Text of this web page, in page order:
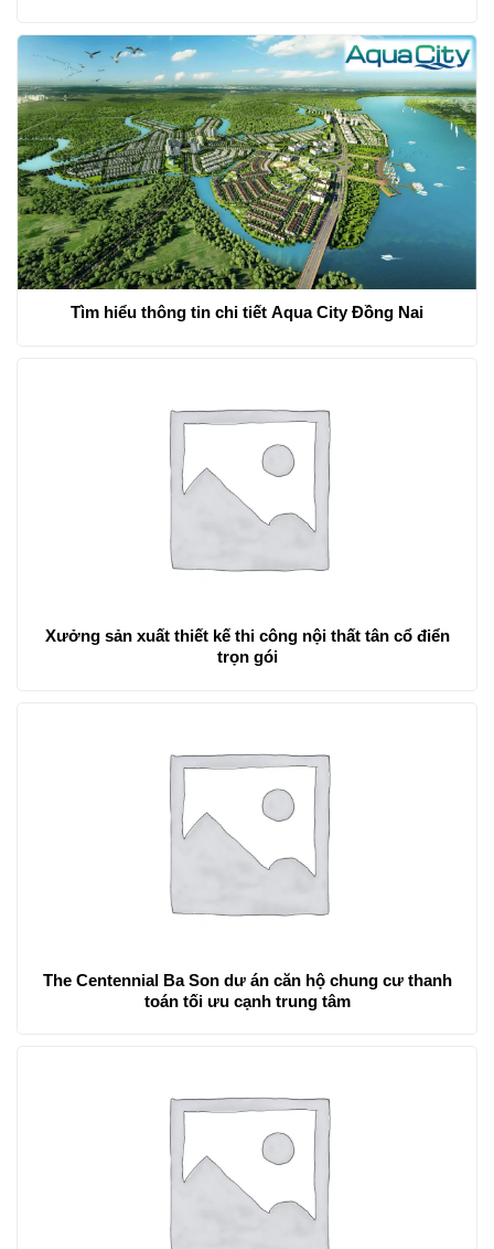
Tìm hiểu thông tin chi tiết Aqua City Đồng Nai
Xưởng sản xuất thiết kế thi công nội thất tân cổ điển
trọn gói
The Centennial Ba Son dư án căn hộ chung cư thanh
toán tối ưu cạnh trung tâm